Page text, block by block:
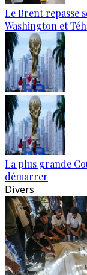
Le Brent repasse
Washington et
La plus grande
démarrer
Divers